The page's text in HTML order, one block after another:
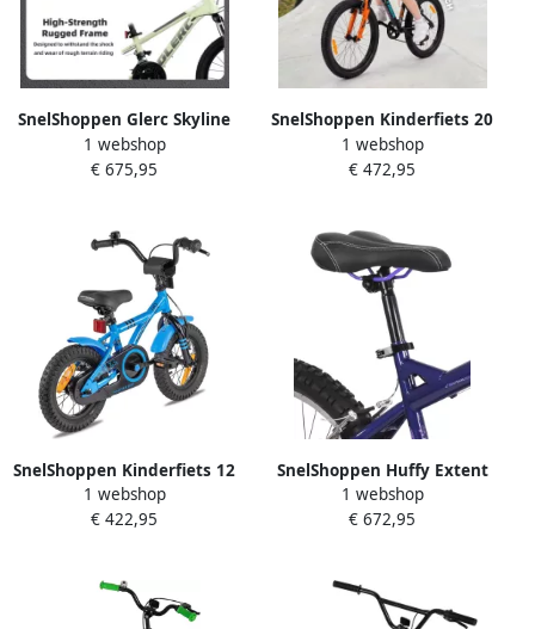
SnelShoppen Glerc Skyline
Kinder Mountainbike 20
Inch Fiets voor en 21
Frame
1 webshop
€ 675,95
SnelShoppen Kinderfiets 20
inch voor jongens Hoogte
verstelbaar 6 versnellingen
kinderen va
1 webshop
€ 472,95
SnelShoppen Kinderfiets 12
inch voor en met zijwieltjes
terugtraprem BMX-stijl
1 webshop
€ 422,95
SnelShoppen Huffy Extent
Kinder Mountainbike 24
Inch Paars 18 Versnellingen
1 webshop
€ 672,95